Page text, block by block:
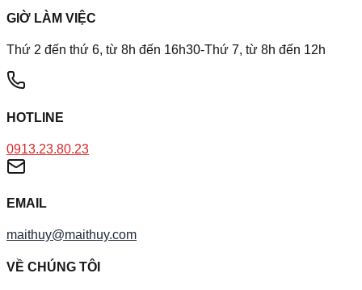
GIỜ LÀM VIỆC
Thứ 2 đến thứ 6, từ 8h đến 16h30-Thứ 7, từ 8h đến 12h
HOTLINE
0913.23.80.23
EMAIL
maithuy@maithuy.com
VỀ CHÚNG TÔI